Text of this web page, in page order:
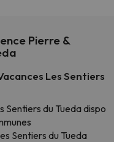
Pierre &
Les Sentiers
Sentiers du Tueda dispo
Sentiers du Tueda